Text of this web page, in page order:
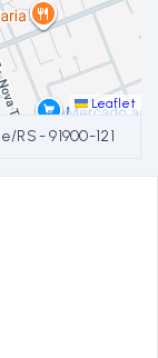
Leaflet
RS - 91900-121